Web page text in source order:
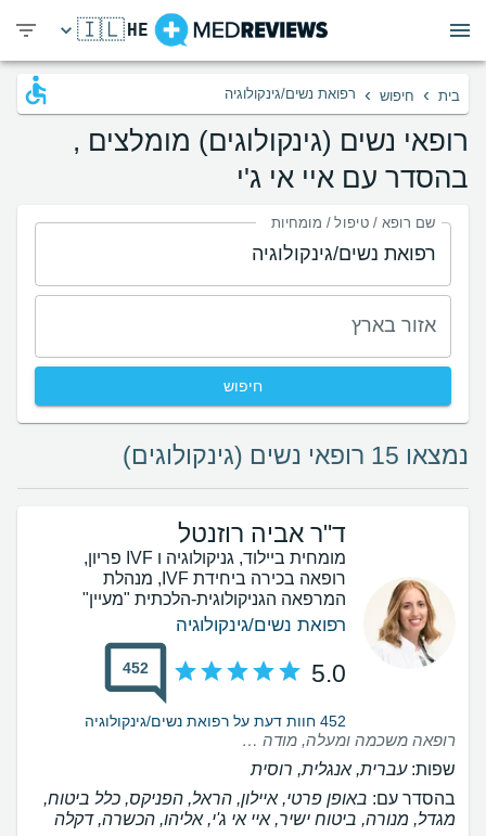
HE
🇮🇱
בית › חיפוש › רפואת נשים/גינקולוגיה
רופאי נשים (גינקולוגים) מומלצים ,
בהסדר עם איי אי ג'י
שם רופא / טיפול / מומחיות
אזור בארץ
חיפוש
נמצאו 15 רופאי נשים (גינקולוגים)
ד"ר אביה רוזנטל
מומחית ביילוד, גניקולוגיה ו IVF פריון,
רופאה בכירה ביחידת IVF, מנהלת
המרפאה הגניקולוגית-הלכתית "מעיין"
רפואת נשים/גינקולוגיה
5.0
452
452 חוות דעת על רפואת נשים/גינקולוגיה
רופאה משכמה ומעלה, מודה לה על הרוגע והפרופורציות שנתת לנו , עם אמונה אמיתית בתהליך. ממליצה בחום רב.
שפות:עברית, אנגלית, רוסית
בהסדר עם: באופן פרטי, איילון, הראל, הפניקס, כלל ביטוח,
מגדל, מנורה, ביטוח ישיר, איי אי ג'י, אליהו, הכשרה, דקלה